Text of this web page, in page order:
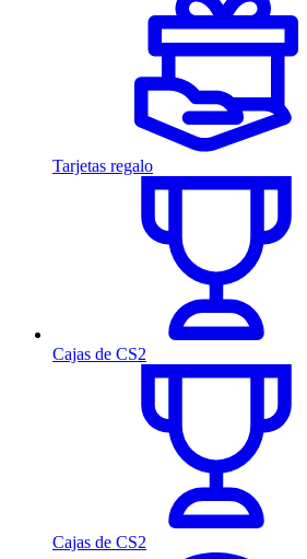
Tarjetas regalo
Cajas de CS2
Cajas de CS2